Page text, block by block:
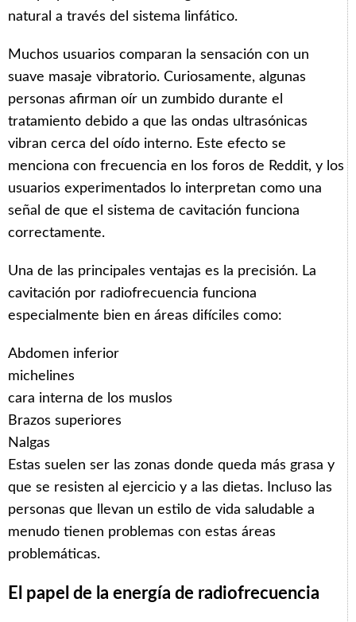
natural a través del sistema linfático.
Muchos usuarios comparan la sensación con un
suave masaje vibratorio. Curiosamente, algunas
personas afirman oír un zumbido durante el
tratamiento debido a que las ondas ultrasónicas
vibran cerca del oído interno. Este efecto se
menciona con frecuencia en los foros de Reddit, y los
usuarios experimentados lo interpretan como una
señal de que el sistema de cavitación funciona
correctamente.
Una de las principales ventajas es la precisión. La
cavitación por radiofrecuencia funciona
especialmente bien en áreas difíciles como:
Abdomen inferior
michelines
cara interna de los muslos
Brazos superiores
Nalgas
Estas suelen ser las zonas donde queda más grasa y
que se resisten al ejercicio y a las dietas. Incluso las
personas que llevan un estilo de vida saludable a
menudo tienen problemas con estas áreas
problemáticas.
El papel de la energía de radiofrecuencia